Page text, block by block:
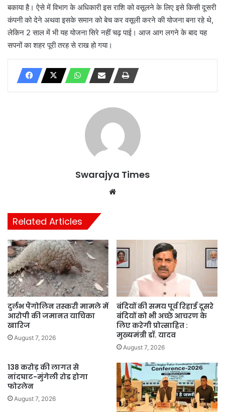
बकाया है। ऐसे में विभाग के अधिकारी इस राशि को वसूलने के लिए इसे किसी दूसरी
कंपनी को देने अथवा इसके समान को बेच कर वसूली करने की योजना बना रहे थे,
लेकिन 2 साल में भी यह योजना सिरे नहीं चढ़ पाई। आज आग लगने के बाद यह
सपनों का शहर पूरी तरह से राख हो गया।
Swarajya Times
Related Articles
दुर्लभ पैंगोलिन तस्करी मामले में
आरोपी की जमानत याचिका
खारिज
August 7, 2026
बंदियों की समय पूर्व रिहाई दूसरे
बंदियों को भी अच्छे आचरण के
लिए करेगी प्रोत्साहित :
मुख्यमंत्री डॉ. यादव
August 7, 2026
138 करोड़ की लागत से
नांदघाट-मुंगेली रोड होगा
फोरलेन
August 7, 2026